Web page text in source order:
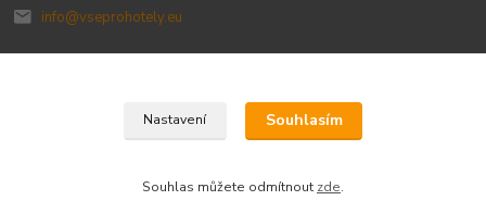
info@vseprohotely.eu
Upravit sběr cookies.
Nastavení Souhlasím
Souhlas můžete odmítnout zde.